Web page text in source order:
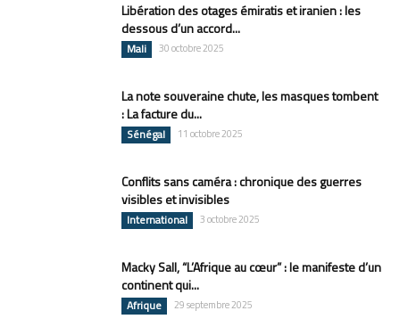
Libération des otages émiratis et iranien : les
dessous d’un accord...
Mali 30 octobre 2025
La note souveraine chute, les masques tombent
: La facture du...
Sénégal 11 octobre 2025
Conflits sans caméra : chronique des guerres
visibles et invisibles
International 3 octobre 2025
Macky Sall, “L’Afrique au cœur” : le manifeste d’un
continent qui...
Afrique 29 septembre 2025